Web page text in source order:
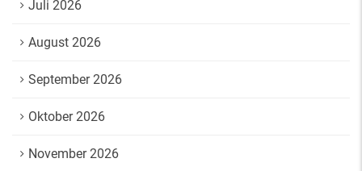
Juli 2026
August 2026
September 2026
Oktober 2026
November 2026